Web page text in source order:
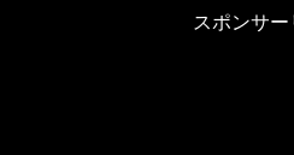
スポンサー